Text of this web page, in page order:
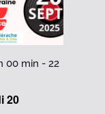
20
00 min -22